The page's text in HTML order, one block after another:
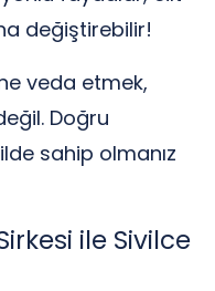
değiştirebilir!
veda etmek,
Doğru
sahip olmanız
ile Sivilce